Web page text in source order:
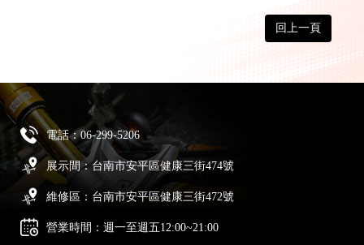
回上一頁
電話：06-299-5206
展示間：台南市安平區健康三街474號
維修區：台南市安平區健康三街472號
營業時間：週一至週五12:00~21:00